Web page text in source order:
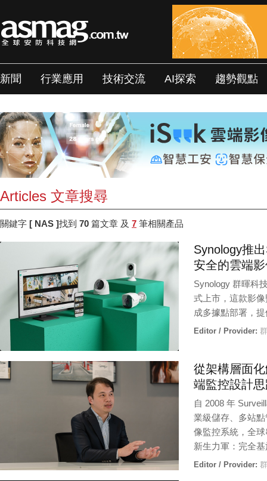
新聞 行業應用 技術交流 AI探索 趨勢觀點
Articles 文章搜尋
關鍵字 [ NAS ]找到 70 篇文章 及 7 筆相關產品
Synology推
安全的雲端
Synology 群暉科
式上市，這款影
成多據點部署，
Editor / Provider:
從架構層面
端監控設計
自 2008 年
業級儲存、多站
像監控系統，全
新生力軍：完全
Editor / Provider: